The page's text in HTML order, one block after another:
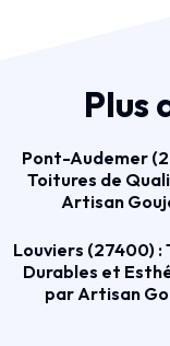
Plus
Pont-Audemer
Toitures de
Artisan
Louviers (27400) :
Durables et
par Artisan